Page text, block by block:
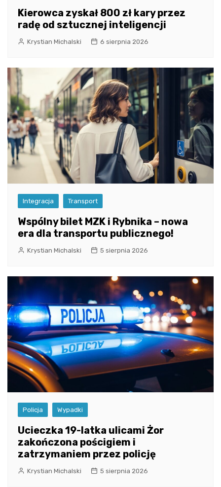
Kierowca zyskał 800 zł kary przez
radę od sztucznej inteligencji
Krystian Michalski 6 sierpnia 2026
Integracja Transport
Wspólny bilet MZK i Rybnika – nowa
era dla transportu publicznego!
Krystian Michalski 5 sierpnia 2026
Policja Wypadki
Ucieczka 19-latka ulicami Żor
zakończona pościgiem i
zatrzymaniem przez policję
Krystian Michalski 5 sierpnia 2026